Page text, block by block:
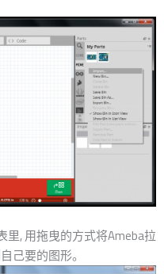
里, 用拖曳的方式将Ameba拉
己要的图形。